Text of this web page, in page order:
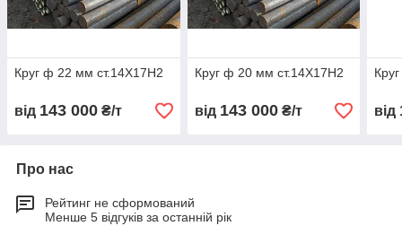
Круг ф 22 мм ст.14Х17Н2
від 143 000 ₴/т
Круг ф 20 мм ст.14Х17Н2
від 143 000₴/т від
Про нас
Рейтинг не сформований
Менше 5 відгуків за останній рік